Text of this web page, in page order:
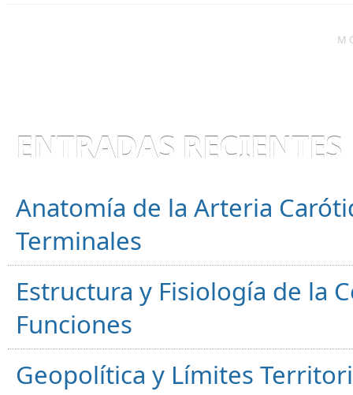
ENTRADAS RECIENTES
Anatomía de la Arteria
Terminales
Estructura y Fisiología de la
Funciones
Geopolítica y Límites